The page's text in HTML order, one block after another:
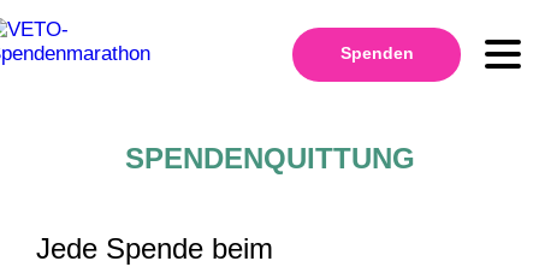
Spenden
SPENDENQUITTUNG
Jede Spende beim